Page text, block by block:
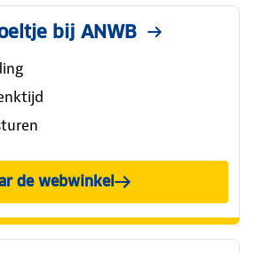
bij ANWB
de webwinkel